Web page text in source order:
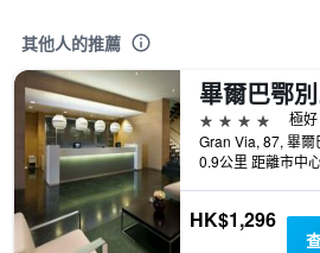
其他人的推薦
4星級
極
0.9公里 距離市中
HK$1,296